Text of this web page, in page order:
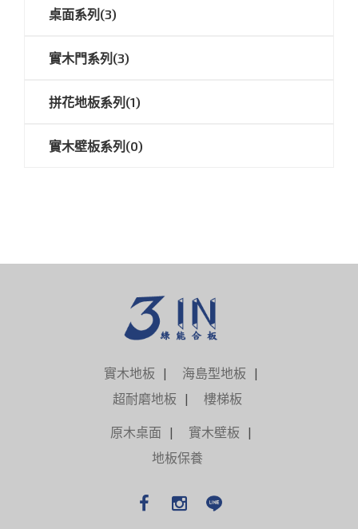
桌面系列(3)
實木門系列(3)
拼花地板系列(1)
實木壁板系列(0)
實木地板
海島型地板
超耐磨地板
樓梯板
原木桌面
實木壁板
地板保養